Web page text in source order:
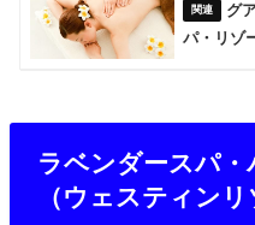
グ
パ・リゾ
ラベンダースパ
（ウェスティンリ